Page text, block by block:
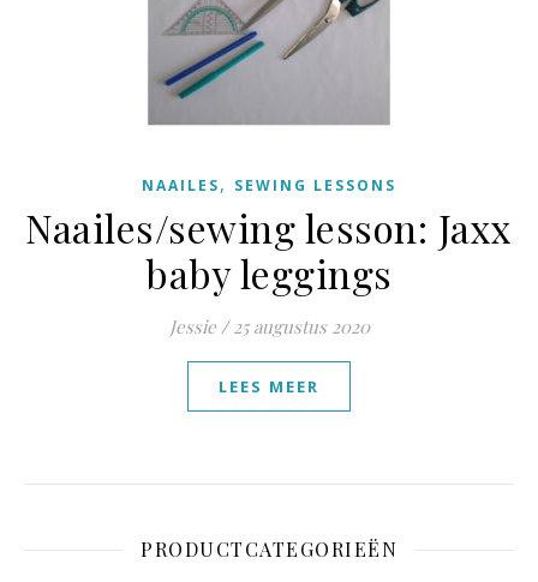
NAAILES, SEWING LESSONS
Naailes/sewing lesson: Jaxx
baby leggings
Jessie / 25 augustus 2020
LEES MEER
PRODUCTCATEGORIEËN